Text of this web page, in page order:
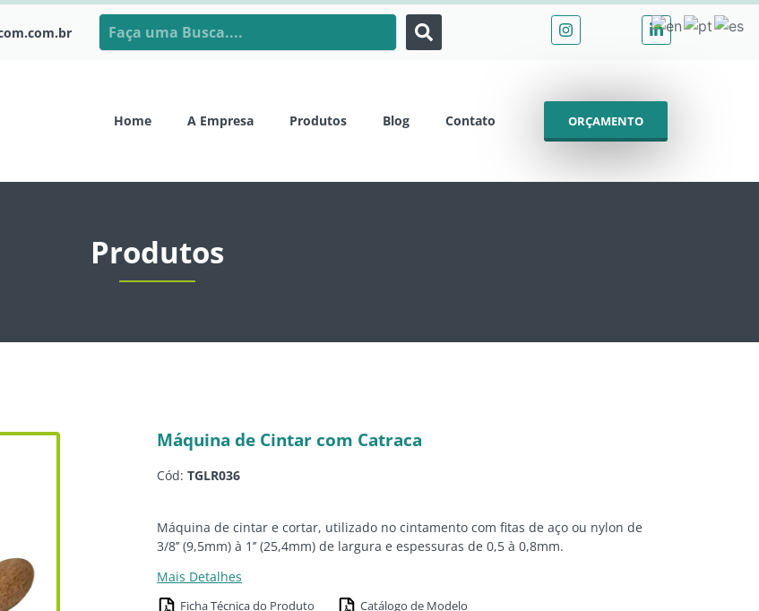
Home A Empresa Produtos Blog Contato ORÇAMENTO
Produtos
Máquina de Cintar com Catraca
Cód: TGLR036
Máquina de cintar e cortar, utilizado no cintamento com fitas de aço ou nylon de
3/8’’ (9,5mm) à 1’’ (25,4mm) de largura e espessuras de 0,5 à 0,8mm.
Mais Detalhes
Ficha Técnica do Produto Catálogo de Modelo